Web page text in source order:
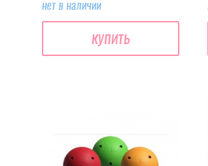
нет в наличии
купить